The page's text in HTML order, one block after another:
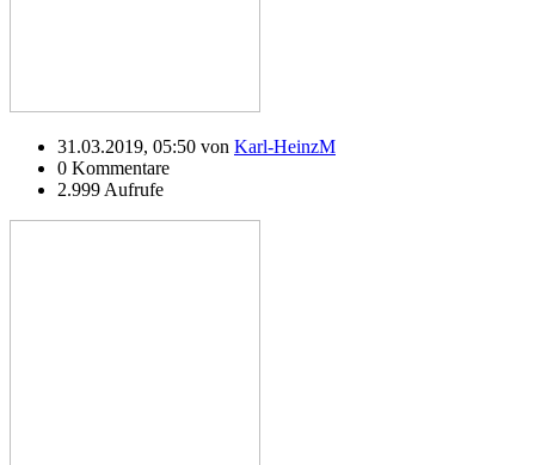
31.03.2019, 05:50 von Karl-HeinzM
0 Kommentare
2.999 Aufrufe